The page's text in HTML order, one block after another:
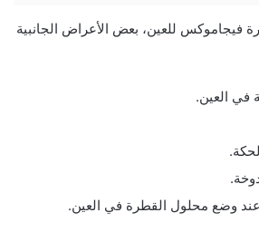
فيجاموكس للعين، بعض الأعراض الجانبية
في العين.
وضع محلول القطرة في العين.